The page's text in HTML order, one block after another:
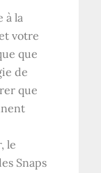
à la
votre
que
de
que
le
Snaps